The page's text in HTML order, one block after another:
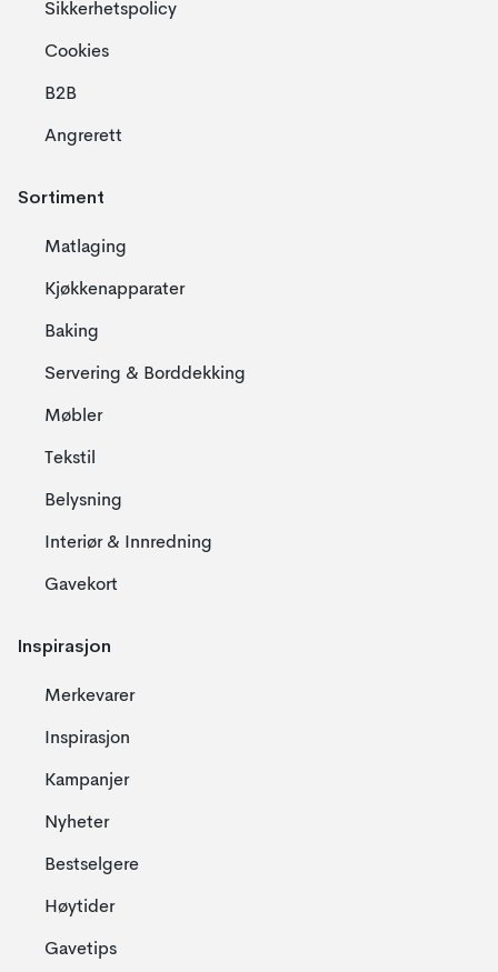
Sikkerhetspolicy
Cookies
B2B
Angrerett
Sortiment
Matlaging
Kjøkkenapparater
Baking
Servering & Borddekking
Møbler
Tekstil
Belysning
Interiør & Innredning
Gavekort
Inspirasjon
Merkevarer
Inspirasjon
Kampanjer
Nyheter
Bestselgere
Høytider
Gavetips